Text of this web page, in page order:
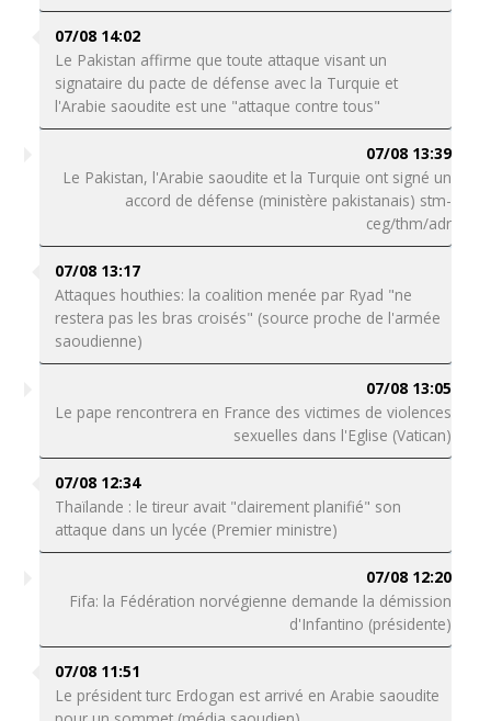
07/08 14:02
Le Pakistan affirme que toute attaque visant un
signataire du pacte de défense avec la Turquie et
l'Arabie saoudite est une "attaque contre tous"
07/08 13:39
Le Pakistan, l'Arabie saoudite et la Turquie ont signé un
accord de défense (ministère pakistanais) stm-
ceg/thm/adr
07/08 13:17
Attaques houthies: la coalition menée par Ryad "ne
restera pas les bras croisés" (source proche de l'armée
saoudienne)
07/08 13:05
Le pape rencontrera en France des victimes de violences
sexuelles dans l'Eglise (Vatican)
07/08 12:34
Thaïlande : le tireur avait "clairement planifié" son
attaque dans un lycée (Premier ministre)
07/08 12:20
Fifa: la Fédération norvégienne demande la démission
d'Infantino (présidente)
07/08 11:51
Le président turc Erdogan est arrivé en Arabie saoudite